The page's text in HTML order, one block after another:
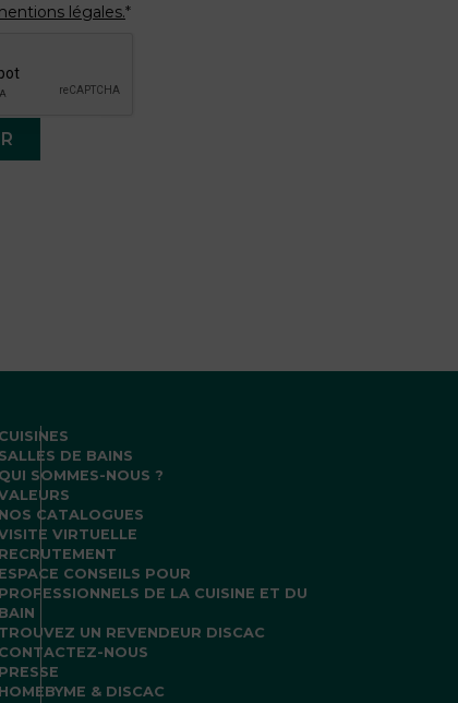
légales.*
CUISINES
SALLES DE BAINS
QUI SOMMES-NOUS ?
NOS CATALOGUES
VIRTUELLE
RECRUTEMENT
ESPACE CONSEILS POUR
PROFESSIONNELS DE LA CUISINE ET DU
BAIN
TROUVEZ UN REVENDEUR DISCAC
CONTACTEZ-NOUS
PRESSE
HOMEBYME & DISCAC